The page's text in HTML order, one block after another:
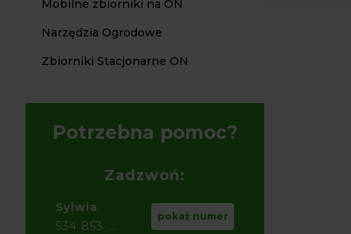
Mobilne zbiorniki na ON
Narzędzia Ogrodowe
Zbiorniki Stacjonarne ON
Potrzebna pomoc?
Zadzwoń:
Sylwia
534 853 ...
pokaż numer